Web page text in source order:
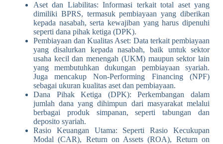
Aset dan Liabilitas: Informasi terkait total aset yang
dimiliki BPRS, termasuk pembiayaan yang diberikan
kepada nasabah, serta kewajiban yang harus dipenuhi
seperti dana pihak ketiga (DPK).
Pembiayaan dan Kualitas Aset: Data terkait pembiayaan
yang disalurkan kepada nasabah, baik untuk sektor
usaha kecil dan menengah (UKM) maupun sektor lain
yang membutuhkan dukungan pembiayaan syariah.
Juga mencakup Non-Performing Financing (NPF)
sebagai ukuran kualitas aset dan pembiayaan.
Dana Pihak Ketiga (DPK): Perkembangan dalam
jumlah dana yang dihimpun dari masyarakat melalui
berbagai produk simpanan, seperti tabungan dan
deposito syariah.
Rasio Keuangan Utama: Seperti Rasio Kecukupan
Modal (CAR), Return on Assets (ROA), Return on